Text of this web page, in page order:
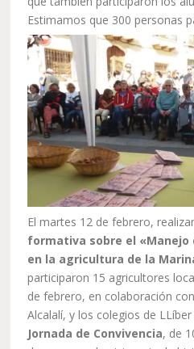
Estimamos que 300 personas
El martes 12 de febrero,
formativa sobre el
en la agricultura de la
participaron 15 agricultores
de febrero, en colaboración
Alcalalí, y los colegios de
Jornada de Convivencia, de